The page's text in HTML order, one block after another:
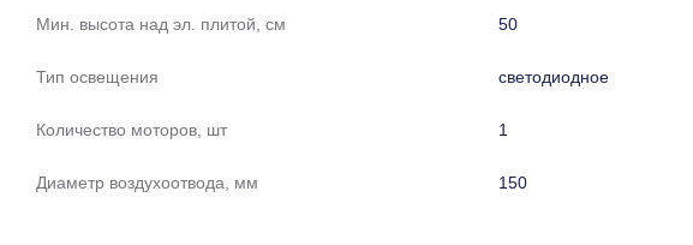
Мин. высота над эл. плитой, см 50
Тип освещения светодиодное
Количество моторов, шт 1
Диаметр воздухоотвода, мм 150